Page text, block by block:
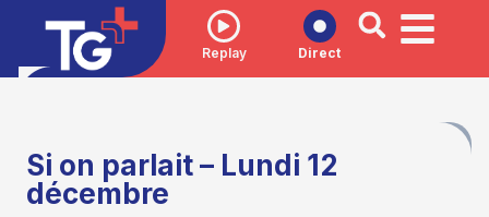
Replay Direct
Si on parlait – Lundi 12
décembre